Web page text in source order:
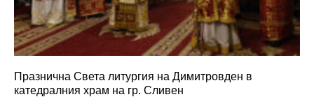
Празнична Света литургия на Димитровден в
катедралния храм на гр. Сливен